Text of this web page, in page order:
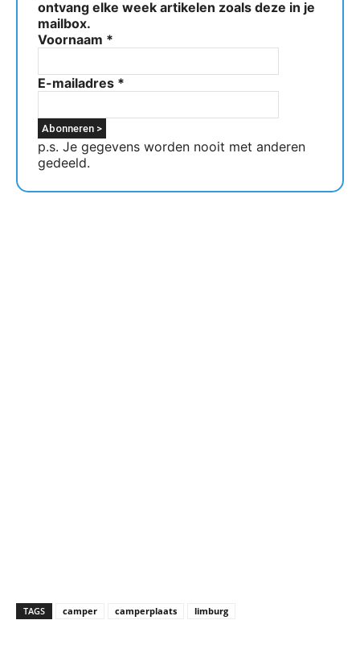
ontvang elke week artikelen zoals deze in je
mailbox.
Voornaam *
E-mailadres *
p.s. Je gegevens worden nooit met anderen
gedeeld.
TAGS camper camperplaats limburg